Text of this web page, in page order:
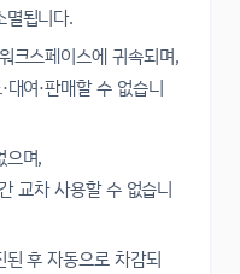
멸됩니다.
크스페이스에 귀속되며,
여·판매할 수 없습니
으며,
교차 사용할 수 없습니
후 자동으로 차감되